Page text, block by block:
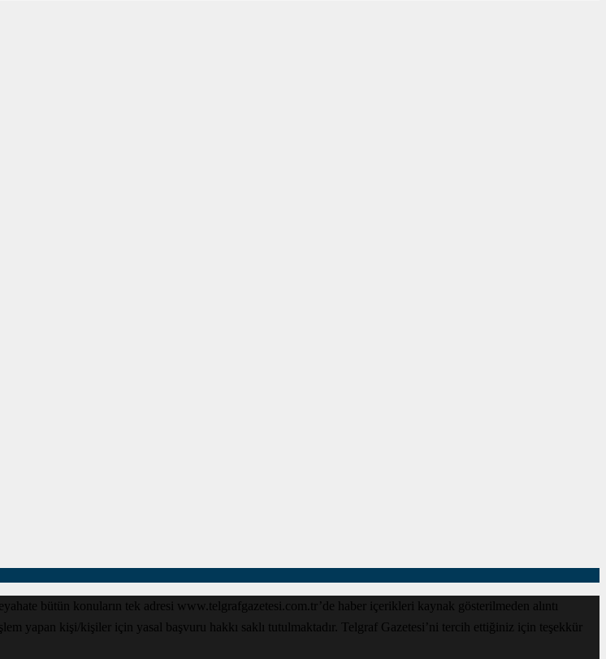
bütün konuların tek adresi www.telgrafgazetesi.com.tr’de haber içerikleri kaynak gösterilmeden alıntı
yapan kişi/kişiler için yasal başvuru hakkı saklı tutulmaktadır. Telgraf Gazetesi’ni tercih ettiğiniz için teşekkür